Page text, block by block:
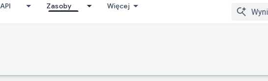
API Zasoby Więcej